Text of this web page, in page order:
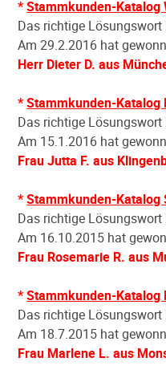
*Stammkunden-Katalog
Das richtige
Am 29.2.2016 hat
Herr Dieter D. aus
*Stammkunden-Katalog
Das richtige
Am 15.1.2016 hat
Frau Jutta F. aus
*Stammkunden-Katalog
Das richtige Lösungswort
Am 16.10.2015 hat
Frau Rosemarie R. aus
*Stammkunden-Katalog
Das richtige
Am 18.7.2015 hat
Frau Marlene L. aus